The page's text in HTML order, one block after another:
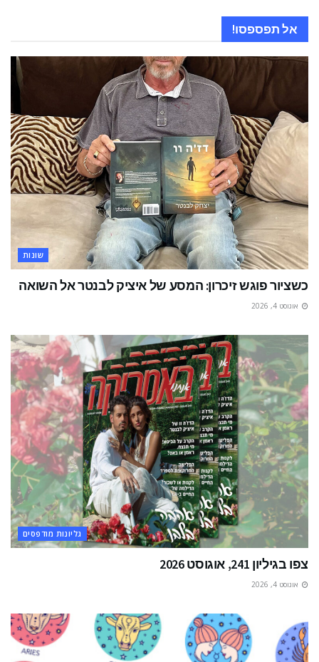
אל תפספסו!
שונות
כשציור פוגש זיכרון: המסע של איציק לבנטר אל השואה
אוגוסט 4, 2026
גליונות מודפסים
צפו בגיליון 241, אוגוסט 2026
אוגוסט 4, 2026